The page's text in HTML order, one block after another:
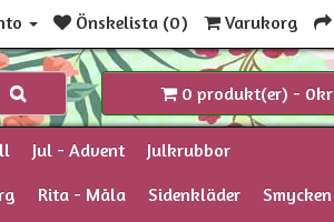
Önskelista (0) Varukorg
0 produkt(er) - 0kr
Jul - Advent
Julkrubbor
Rita - Måla Sidenkläder
Smycken